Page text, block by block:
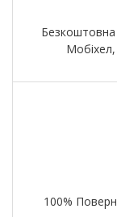
100%